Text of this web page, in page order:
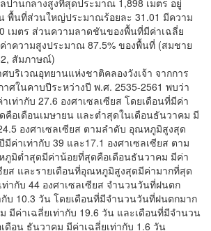
พื้นที่ส่วนใหญ่ประมาณร้อยละ 31.01 มีความ
เมตร ส่วนความลาดชันของพื้นที่มีค่าเฉลี่ย
าความสูงประมาณ 87.5% ของพื้นที่ (สมชาย
สัมภาษณ์)
วณอุทยานแห่งชาติคลองวังเจ้า จากการ
ศในคาบปีระหว่างปี พ.ศ. 2535-2561 พบว่า
ท่ากับ 27.6 องศาเซลเซียส โดยเดือนที่มีค่า
อเดือนเมษายน และต่ำสุดในเดือนธันวาคม มี
องศาเซลเซียส ตามลำดับ อุณหภูมิสูงสุด
ค่าเท่ากับ 39 และ17.1 องศาเซลเซียส ตาม
มิต่ำสุดมีค่าน้อยที่สุดคือเดือนธันวาคม มีค่า
ยส และรายเดือนที่อุณหภูมิสูงสุดมีค่ามากที่สุด
ท่ากับ 44 องศาเซลเซียส จำนวนวันที่ฝนตก
บ 10.3 วัน โดยเดือนที่มีจำนวนวันที่ฝนตกมาก
มีค่าเฉลี่ยเท่ากับ 19.6 วัน และเดือนที่มีจำนวน
อน ธันวาคม มีค่าเฉลี่ยเท่ากับ 1.6 วัน